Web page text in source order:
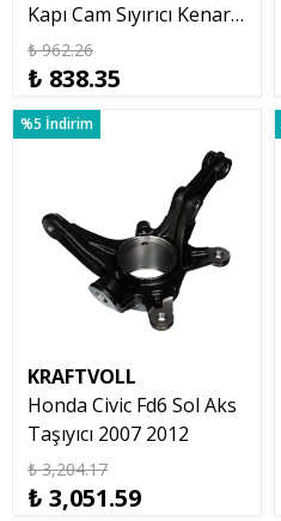
Kapı Cam Sıyırıcı Kenar
Fitil Çıtası 2007 12
₺ 962.26
₺ 838.35
%5 İndirim
KRAFTVOLL
Honda Civic Fd6 Sol Aks
Taşıyıcı 2007 2012
₺ 3,204.17
₺ 3,051.59